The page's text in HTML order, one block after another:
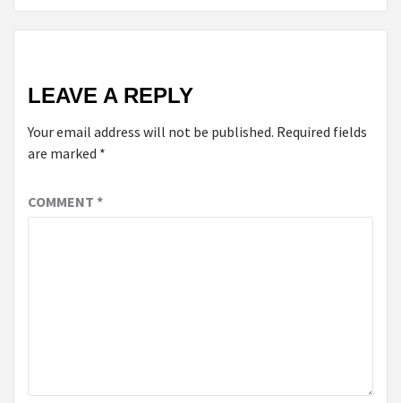
LEAVE A REPLY
Your email address will not be published. Required fields
are marked *
COMMENT *